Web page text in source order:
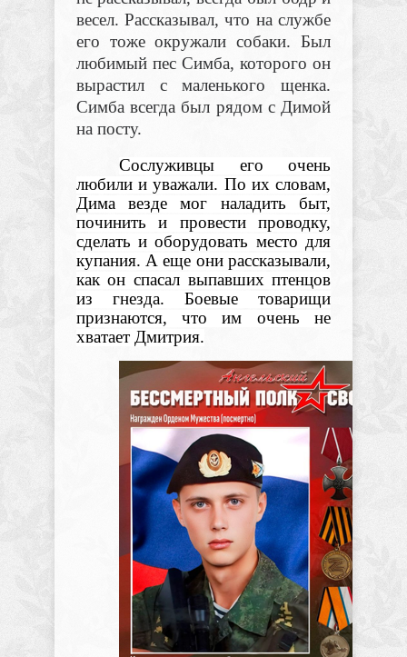
весел. Рассказывал, что на службе
его тоже окружали собаки. Был
любимый пес Симба, которого он
вырастил с маленького щенка.
Симба всегда был рядом с Димой
на посту.
Сослуживцы его очень
любили и уважали. По их словам,
Дима везде мог наладить быт,
починить и провести проводку,
сделать и оборудовать место для
купания. А еще они рассказывали,
как он спасал выпавших птенцов
из гнезда. Боевые товарищи
признаются, что им очень не
хватает Дмитрия.